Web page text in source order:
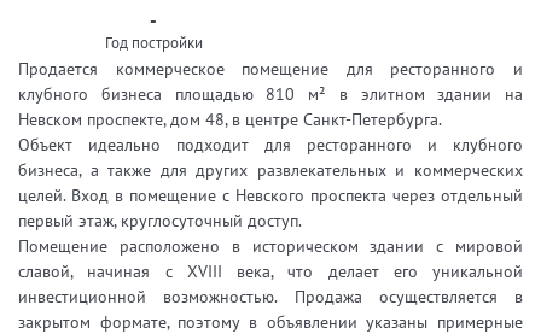
-
Год постройки
Продается коммерческое помещение для ресторанного и
клубного бизнеса площадью 810 м² в элитном здании на
Невском проспекте, дом 48, в центре Санкт-Петербурга.
Объект идеально подходит для ресторанного и клубного
бизнеса, а также для других развлекательных и коммерческих
целей. Вход в помещение с Невского проспекта через отдельный
первый этаж, круглосуточный доступ.
Помещение расположено в историческом здании с мировой
славой, начиная с XVIII века, что делает его уникальной
инвестиционной возможностью. Продажа осуществляется в
закрытом формате, поэтому в объявлении указаны примерные